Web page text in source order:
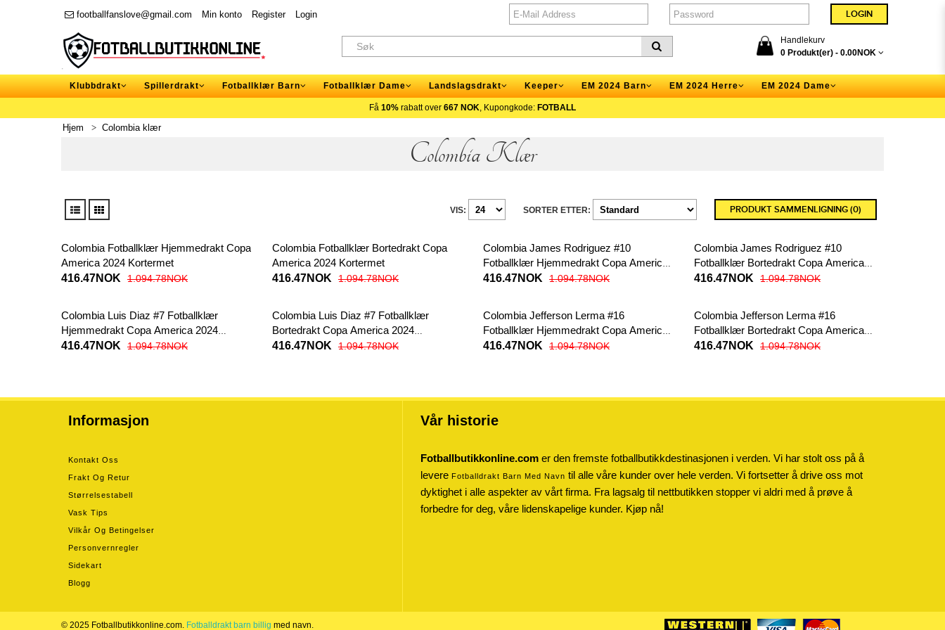
footballfanslove@gmail.com Min konto Register Login
Handlekurv
0 Produkt(er) - 0.00NOK
Klubbdrakt Spillerdrakt Fotballklær Barn Fotballklær Dame Landslagsdrakt Keeper EM 2024 Barn EM 2024 Herre EM 2024 Dame
Få 10% rabatt over 667 NOK, Kupongkode: FOTBALL
Hjem Colombia klær
Colombia Klær
PRODUKT SAMMENLIGNING (0)
SORTER ETTER:
VIS:
Colombia Fotballklær Hjemmedrakt Copa
America 2024 Kortermet
416.47NOK
1.094.78NOK
Colombia Fotballklær Bortedrakt Copa
America 2024 Kortermet
416.47NOK
1.094.78NOK
Colombia James Rodriguez #10
Fotballklær Hjemmedrakt Copa America
2024 Kortermet
416.47NOK 1.094.78NOK
Colombia James Rodriguez #10
Fotballklær Bortedrakt Copa America
2024 Kortermet
416.47NOK 1.094.78NOK
Colombia Luis Diaz #7 Fotballklær
Hjemmedrakt Copa America 2024
Kortermet
416.47NOK 1.094.78NOK
Colombia Luis Diaz #7 Fotballklær
Bortedrakt Copa America 2024
Kortermet
416.47NOK 1.094.78NOK
Colombia Jefferson Lerma #16
Fotballklær Hjemmedrakt Copa America
2024 Kortermet
416.47NOK 1.094.78NOK
Colombia Jefferson Lerma #16
Fotballklær Bortedrakt Copa America
2024 Kortermet
416.47NOK 1.094.78NOK
Informasjon
Kontakt Oss
Frakt Og Retur
Størrelsestabell
Vask Tips
Vilkår Og Betingelser
Personvernregler
Sidekart
Blogg
Vår historie
Fotballbutikkonline.com er den fremste fotballbutikkdestinasjonen i verden. Vi har stolt oss på å
levere Fotballdrakt Barn Med Navn til alle våre kunder over hele verden. Vi fortsetter å drive oss mot
dyktighet i alle aspekter av vårt firma. Fra lagsalg til nettbutikken stopper vi aldri med å prøve å
forbedre for deg, våre lidenskapelige kunder. Kjøp nå!
© 2025 Fotballbutikkonline.com. Fotballdrakt barn billig med navn.